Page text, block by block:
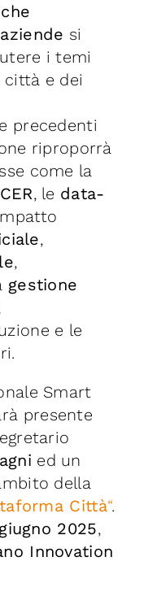
aziende si
i temi
città e dei
precedenti
riproporrà
come la
CER, le data-
,
,
gestione
e le
Smart
presente
ed un
della
Città“.
2025,
Innovation